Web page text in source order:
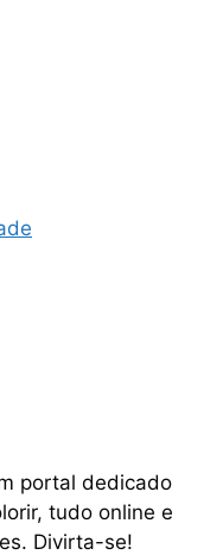
portal dedicado
tudo online e
Divirta-se!